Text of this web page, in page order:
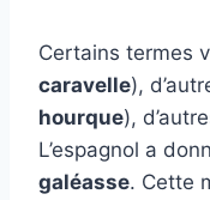
Certains termes
caravelle),
hourque),
L’espagnol a
galéasse. Cette